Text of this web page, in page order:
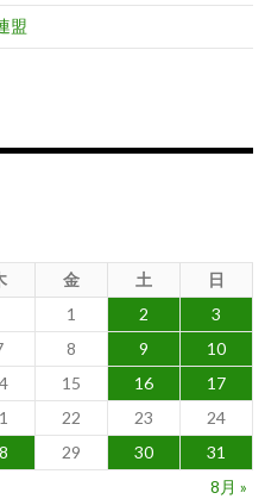
盟
金 土
日
1
2
3
8 9
10
15 16
17
22 23
24
29 30
31
8月 »